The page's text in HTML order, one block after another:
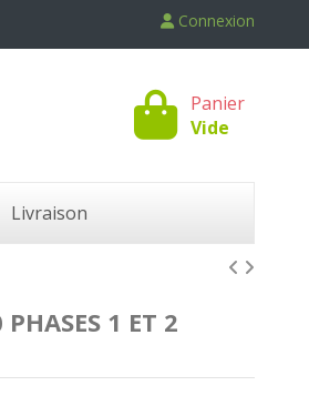
Connexion
Panier
Vide
Livraison
1 ET 2